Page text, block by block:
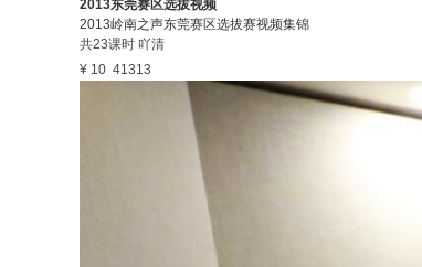
2013东莞赛区选拔视频
2013岭南之声东莞赛区选拔赛视频集锦
共23课时 吖清
¥ 10 41313